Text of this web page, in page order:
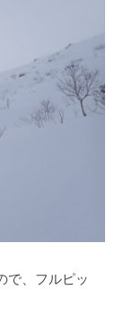
で、フルピッ